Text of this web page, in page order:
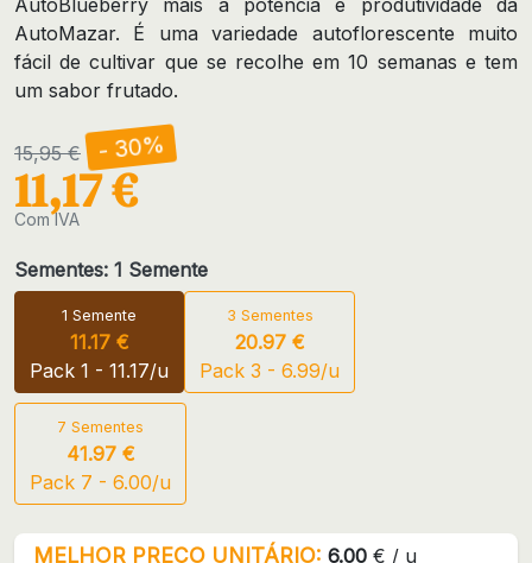
AutoMazar. É uma variedade autoflorescente muito
fácil de cultivar que se recolhe em 10 semanas e tem
um sabor frutado.
15,95 € - 30%
11,17 €
Com IVA
Sementes: 1 Semente
1 Semente
11.17 €
Pack 1 - 11.17/u
3 Sementes
20.97 €
Pack 3 - 6.99/u
7 Sementes
41.97 €
Pack 7 - 6.00/u
MELHOR PREÇO UNITÁRIO: 6.00 € / u